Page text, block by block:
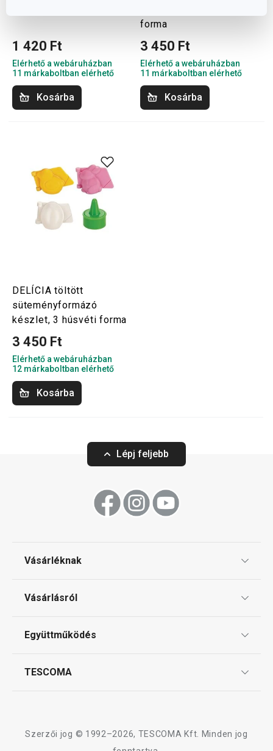
1 420 Ft
Elérhető a webáruházban
11 márkaboltban elérhető
Kosárba
forma
3 450 Ft
Elérhető a webáruházban
11 márkaboltban elérhető
Kosárba
DELÍCIA töltött
süteményformázó
készlet, 3 húsvéti forma
3 450 Ft
Elérhető a webáruházban
12 márkaboltban elérhető
Kosárba
Lépj feljebb
Vásárléknak
Gyakori kérdések
Vásárlásról
Reklamáció és termékvisszaküldés
Együttműködés
TESCOMA
Szerzői jog © 1992–2026, TESCOMA Kft. Minden jog